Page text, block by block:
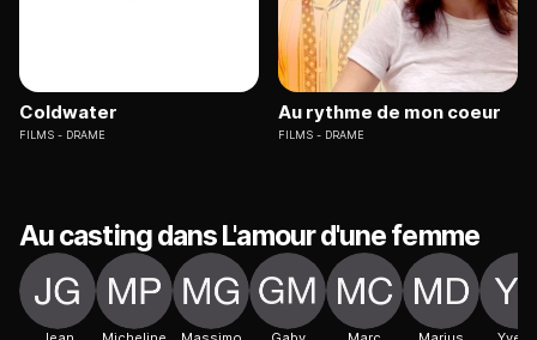
Coldwater
FILMS DRAME
Au rythme de mon coeur
FILMS DRAME
Au casting dans L'amour d'une femme